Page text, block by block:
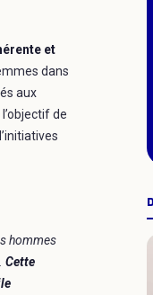
et
dans
aux
de
hommes
Cette